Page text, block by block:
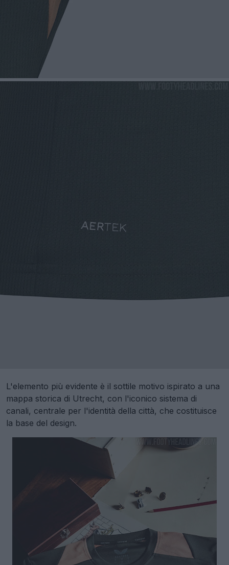
L'elemento più evidente è il sottile motivo ispirato a una
mappa storica di Utrecht, con l'iconico sistema di
canali, centrale per l'identità della città, che costituisce
la base del design.